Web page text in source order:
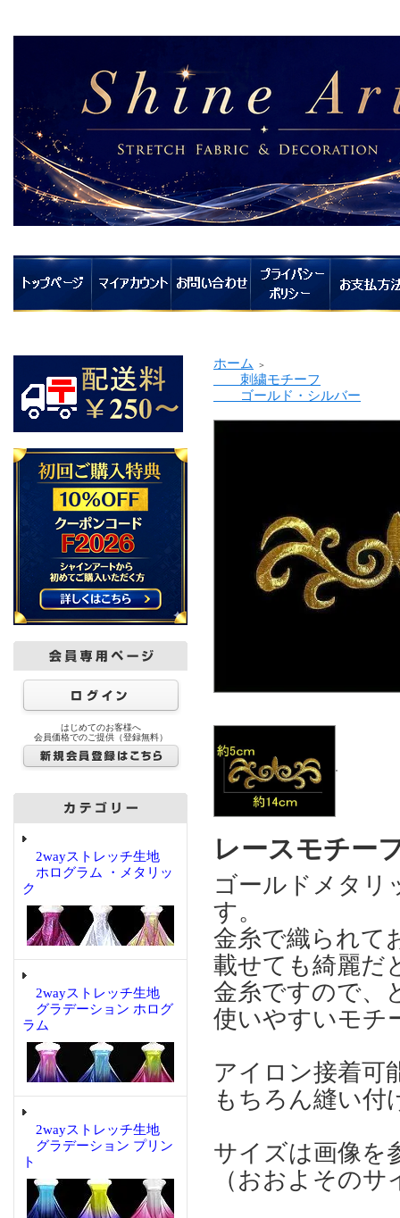
はじめてのお客様へ
会員価格でのご提供（登録無料）
2wayストレッチ生地
ホログラム ・メタリッ
ク
2wayストレッチ生地
グラデーション ホログ
ラム
2wayストレッチ生地
グラデーション プリン
ト
ホーム ＞
刺繍モチーフ
ゴールド・シルバー
レースモチ
ゴールドメタリ
す。
金糸で織られて
載せても綺麗だ
金糸ですので、
使いやすいモチ
アイロン接着可
もちろん縫い付
サイズは画像を
（おおよその